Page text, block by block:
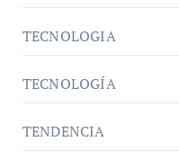
TECNOLOGIA
TECNOLOGÍA
TENDENCIA